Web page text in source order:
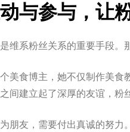
与参与，让
维系粉丝关系的重要手段。
美食博主，她不仅制作美
间建立起了深厚的友谊，粉
朋友，需要付出真诚的努